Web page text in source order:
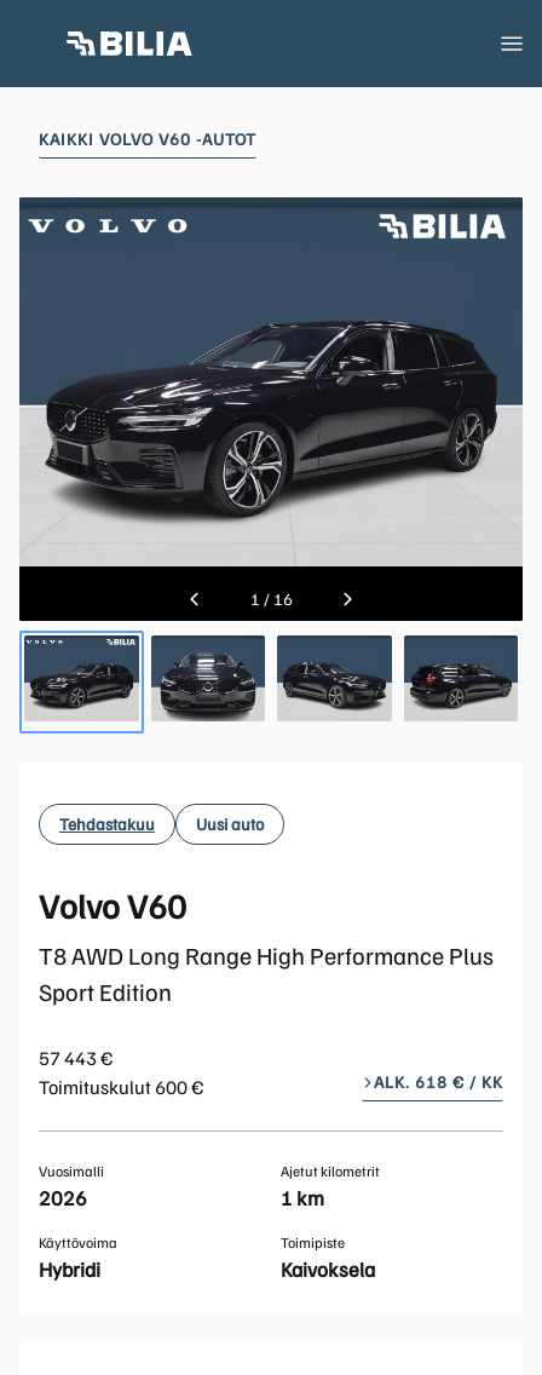
KAIKKI VOLVO V60 -AUTOT
1 / 16
Tehdastakuu Uusi auto
Volvo V60
T8 AWD Long Range High Performance Plus
Sport Edition
57 443 €
Toimituskulut 600 €
ALK. 618 € / KK
Vuosimalli
2026
Ajetut kilometrit
1 km
Käyttövoima
Hybridi
Toimipiste
Kaivoksela